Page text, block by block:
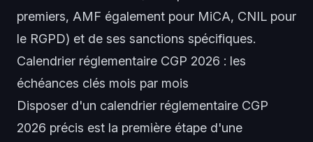
premiers, AMF également pour MiCA, CNIL pour
le RGPD) et de ses sanctions spécifiques.
Calendrier réglementaire CGP 2026 : les
échéances clés mois par mois
Disposer d'un calendrier réglementaire CGP
2026 précis est la première étape d'une